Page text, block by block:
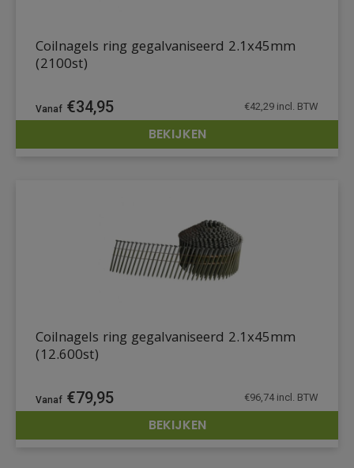
DETAILS
Coilnagels ring gegalvaniseerd 2.1x45mm
(2100st)
€34,95 €42,29 incl. BTW
BEKIJKEN
DETAILS
Coilnagels ring gegalvaniseerd 2.1x45mm
(12.600st)
€79,95 €96,74 incl. BTW
BEKIJKEN